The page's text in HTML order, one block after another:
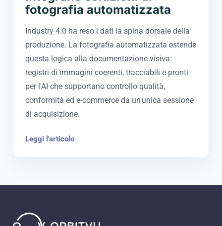
fotografia automatizzata
Industry 4.0 ha reso i dati la spina dorsale della
produzione. La fotografia automatizzata estende
questa logica alla documentazione visiva:
registri di immagini coerenti, tracciabili e pronti
per l'AI che supportano controllo qualità,
conformità ed e-commerce da un'unica sessione
di acquisizione.
Leggi l'articolo